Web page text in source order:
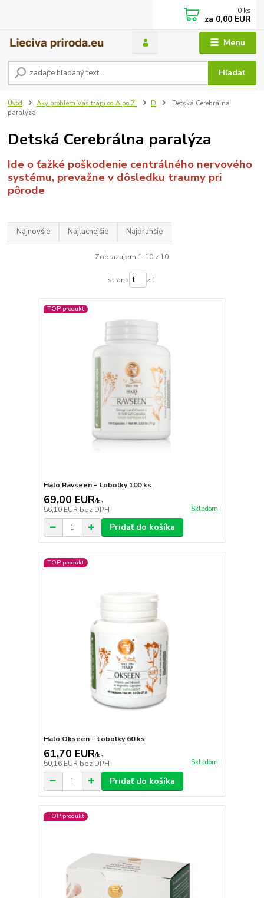
Menu
Hľadať
0 ks
za 0,00 EUR
Úvod Aký problém Vás trápi od A po Z D
Detská Cerebrálna
paralýza
Detská Cerebrálna paralýza
Ide o ťažké poškodenie centrálného nervového
systému, prevažne v dôsledku traumy pri
pôrode
Najnovšie Najlacnejšie Najdrahšie
Zobrazujem 1-10 z 10
strana z 1
TOP produkt
Halo Ravseen - tobolky 100 ks
69,00 EUR/ks
56,10 EUR bez DPH Skladom
Pridať do košíka
TOP produkt
Halo Okseen - tobolky 60 ks
61,70 EUR/ks
50,16 EUR bez DPH Skladom
Pridať do košíka
TOP produkt